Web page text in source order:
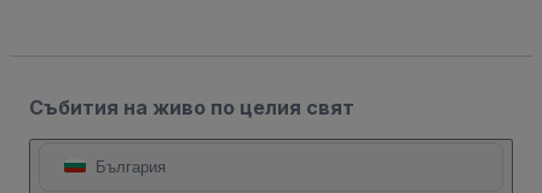
Събития на живо по целия свят
България